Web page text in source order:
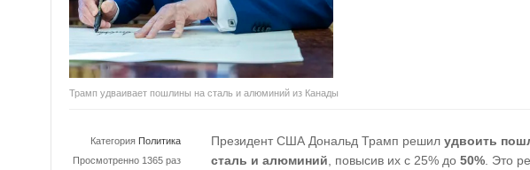
Трамп удваивает пошлины на сталь и алюминий из Канады
Категория Политика
Просмотренно 1365 раз
Президент США Дональд Трамп решил удвоить
сталь и алюминий , повысив их с 25% до 50% . Это